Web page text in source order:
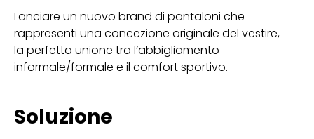
Lanciare un nuovo brand di pantaloni che
rappresenti una concezione originale del vestire,
la perfetta unione tra l’abbigliamento
informale/formale e il comfort sportivo.
Soluzione